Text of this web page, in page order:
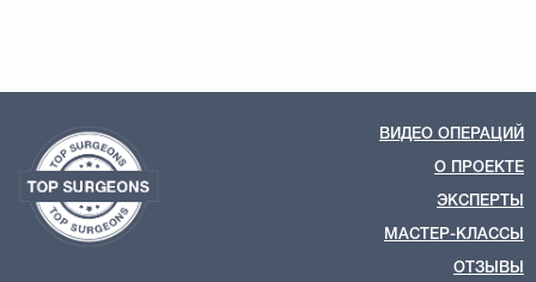
ВИДЕО ОПЕРАЦИЙ
О ПРОЕКТЕ
ЭКСПЕРТЫ
МАСТЕР-КЛАССЫ
ОТЗЫВЫ